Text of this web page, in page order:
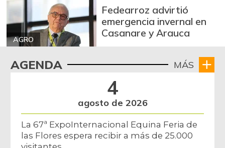
AGRO
Fedearroz advirtió
emergencia invernal en
Casanare y Arauca
AGENDA MÁS
4
agosto de 2026
La 67ª ExpoInternacional Equina Feria de
las Flores espera recibir a más de 25.000